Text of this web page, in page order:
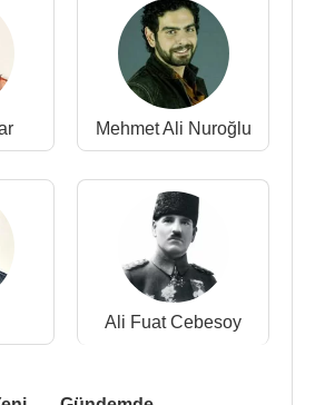
Mehmet Ali Nuroğlu
Ali Fuat Cebesoy